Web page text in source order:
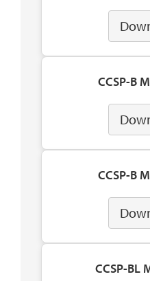
CCSP-B
CCSP-B
CCSP-BL